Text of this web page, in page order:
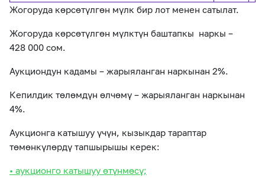
Жогоруда көрсөтүлгөн мүлк бир лот менен сатылат.
Жогоруда көрсөтүлгөн мүлктүн баштапкы наркы –
428 000 сом.
Аукциондун кадамы – жарыяланган наркынан 2%.
Кепилдик төлөмдүн өлчөмү – жарыяланган наркынан
4%.
Аукционга катышуу үчүн, кызыкдар тараптар
төмөнкүлөрдү тапшырышы керек:
• аукционго катышуу өтүнмөсү;